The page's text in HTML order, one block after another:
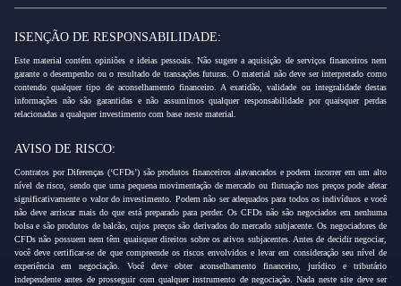
ISENÇÃO DE RESPONSABILIDADE:
Este material contém opiniões e ideias pessoais. Não sugere a aquisição de serviços financeiros nem
garante o desempenho ou o resultado de transações futuras. O material não deve ser interpretado como
contendo qualquer tipo de aconselhamento financeiro. A exatidão, validade ou integralidade destas
informações não são garantidas e não assumimos qualquer responsabilidade por quaisquer perdas
relacionadas a qualquer investimento com base neste material.
AVISO DE RISCO:
Contratos por Diferenças (‘CFDs’) são produtos financeiros alavancados e podem incorrer em um alto
nível de risco, sendo que uma pequena movimentação de mercado ou flutuação nos preços pode afetar
significativamente o valor do investimento. Podem não ser adequados para todos os indivíduos e você
não deve arriscar mais do que está preparado para perder. Os CFDs não são negociados em nenhuma
bolsa e são produtos de balcão, cujos preços são derivados do mercado subjacente. Os negociadores de
CFDs não possuem nem têm quaisquer direitos sobre os ativos subjacentes. Antes de decidir negociar,
você deve certificar-se de que compreende os riscos envolvidos e levar em consideração seu nível de
experiência em negociação. Você deve obter aconselhamento financeiro, jurídico e tributário
independente antes de prosseguir com qualquer instrumento de negociação. Nada neste site deve ser